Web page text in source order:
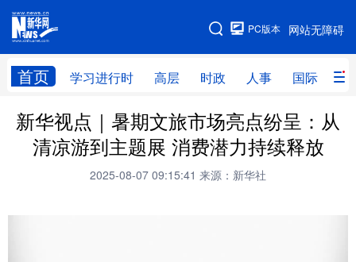
网站无障碍
PC版本
首页 学习进行时 高层 时政 人事 国际 财
网站地图
学习进行时 高层 时政 人事
国际 财经 网评 港澳
全球连线
新华视点｜暑期文旅市场亮点纷呈：从
清凉游到主题展 消费潜力持续释放
2025-08-07 09:15:41 来源：新华社